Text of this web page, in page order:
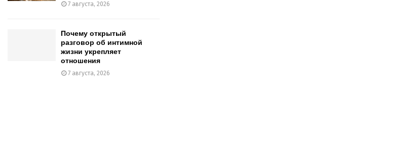
7 августа, 2026
Почему открытый
разговор об интимной
жизни укрепляет
отношения
7 августа, 2026